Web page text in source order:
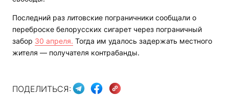
Последний раз литовские пограничники сообщали о
переброске белорусских сигарет через пограничный
забор 30 апреля. Тогда им удалось задержать местного
жителя — получателя контрабанды.
ПОДЕЛИТЬСЯ: